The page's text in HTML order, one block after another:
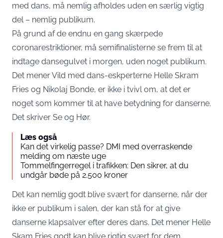
med dans, må nemlig afholdes uden en særlig vigtig
del – nemlig publikum.
På grund af de endnu en gang skærpede
coronarestriktioner, må semifinalisterne se frem til at
indtage dansegulvet i morgen, uden noget publikum.
Det mener Vild med dans-eskperterne Helle Skram
Fries og Nikolaj Bonde, er ikke i tvivl om, at det er
noget som kommer til at have betydning for danserne.
Det skriver Se og Hør.
Læs også
Kan det virkelig passe? DMI med overraskende
melding om næste uge
Tommelfingerregel i trafikken: Den sikrer, at du
undgår bøde på 2.500 kroner
Det kan nemlig godt blive svært for danserne, når der
ikke er publikum i salen, der kan stå for at give
danserne klapsalver efter deres dans. Det mener Helle